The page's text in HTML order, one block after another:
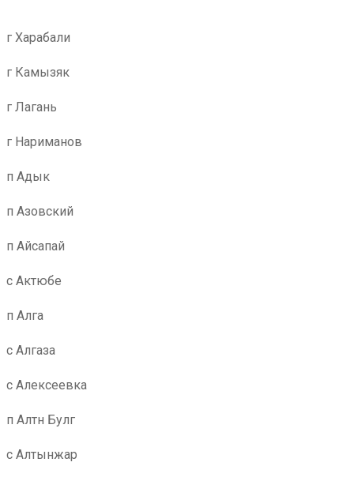
г Харабали
г Камызяк
г Лагань
г Нариманов
п Адык
п Азовский
п Айсапай
с Актюбе
п Алга
с Алгаза
с Алексеевка
п Алтн Булг
с Алтынжар